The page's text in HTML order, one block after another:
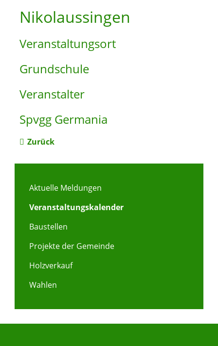
Nikolaussingen
Veranstaltungsort
Grundschule
Veranstalter
Spvgg Germania
Zurück
Aktuelle Meldungen
Veranstaltungskalender
Baustellen
Projekte der Gemeinde
Holzverkauf
Wahlen